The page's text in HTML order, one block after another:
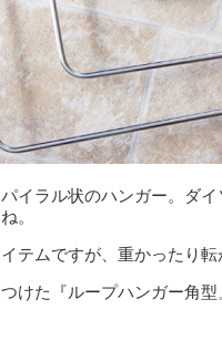
イラル状のハンガー。ダ
。
テムですが、重かったり
けた『ループハンガー角